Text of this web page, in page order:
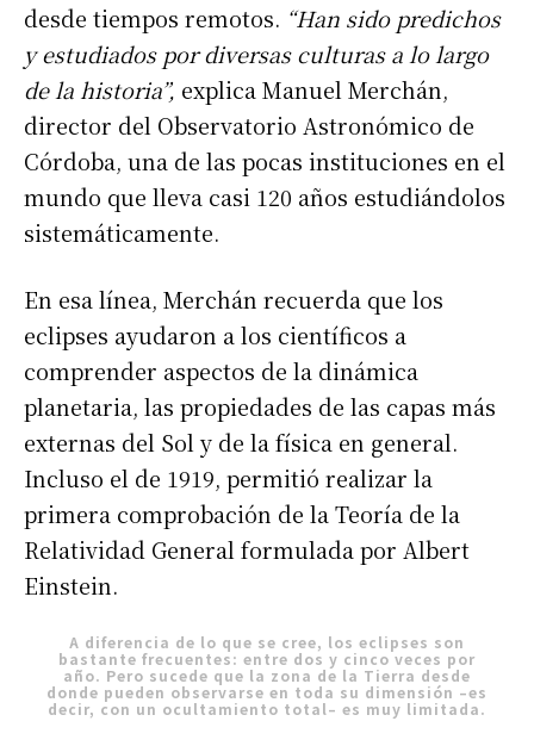
desde tiempos remotos. “Han sido predichos
y estudiados por diversas culturas a lo largo
de la historia”, explica Manuel Merchán,
director del Observatorio Astronómico de
Córdoba, una de las pocas instituciones en el
mundo que lleva casi 120 años estudiándolos
sistemáticamente.
En esa línea, Merchán recuerda que los
eclipses ayudaron a los científicos a
comprender aspectos de la dinámica
planetaria, las propiedades de las capas más
externas del Sol y de la física en general.
Incluso el de 1919, permitió realizar la
primera comprobación de la Teoría de la
Relatividad General formulada por Albert
Einstein.
A diferencia de lo que se cree, los eclipses son
bastante frecuentes: entre dos y cinco veces por
año. Pero sucede que la zona de la Tierra desde
donde pueden observarse en toda su dimensión –es
decir, con un ocultamiento total– es muy limitada.